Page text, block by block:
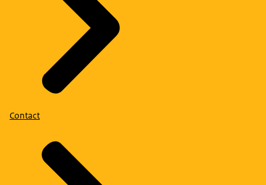
Contact